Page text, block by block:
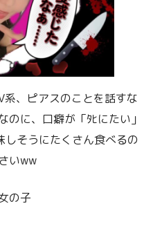
、ピアスのことを話すな
のに、口癖が「ﾀﾋにたい」
そうにたくさん食べるの
いww
の子